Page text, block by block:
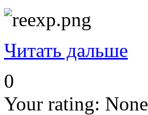
Читать дальше
0
Your rating: None